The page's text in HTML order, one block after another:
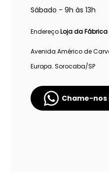
Sábado - 9h às 13h
EndereçoLoja da Fábrica
Avenida Américo de
Europa. Sorocaba/SP
Chame-